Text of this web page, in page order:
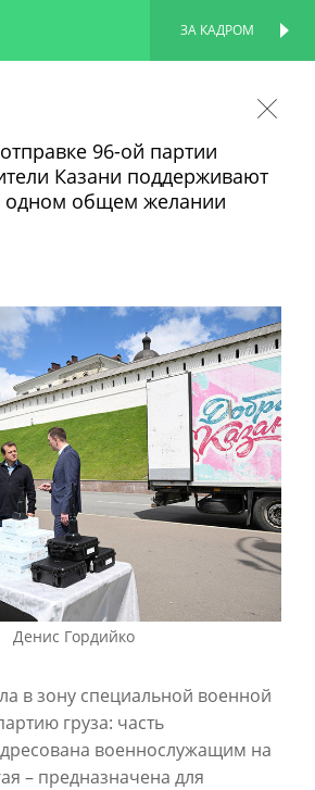
ЗА КАДРОМ
96-ой партии
Казани поддерживают
одном общем желании
Денис Гордийко
в зону специальной военной
груза: часть
военнослужащим на
– предназначена для
ПЕРСОНАЛЬНАЯ